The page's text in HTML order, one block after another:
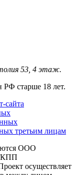
53, 4 этаж.
РФ старше 18 лет.
сайта
третьим лицам
ООО
КПП
осуществляет